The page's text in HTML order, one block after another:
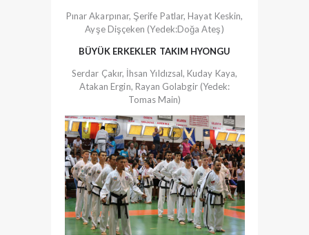
Pınar Akarpınar, Şerife Patlar, Hayat Keskin,
Ayşe Dişçeken (Yedek:Doğa Ateş)
BÜYÜK ERKEKLER TAKIM HYONGU
Serdar Çakır, İhsan Yıldızsal, Kuday Kaya,
Atakan Ergin, Rayan Golabgir (Yedek:
Tomas Main)